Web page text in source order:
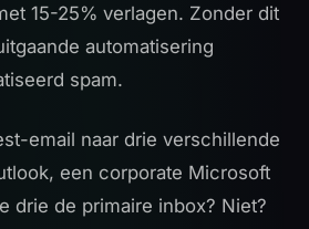
15-25% verlagen. Zonder dit
automatisering
spam.
email naar drie verschillende
een corporate Microsoft
drie de primaire inbox? Niet?